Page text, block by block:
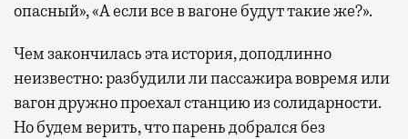
опасный», «А если все в вагоне будут такие же?».
Чем закончилась эта история, доподлинно
неизвестно: разбудили ли пассажира вовремя или
вагон дружно проехал станцию из солидарности.
Но будем верить, что парень добрался без